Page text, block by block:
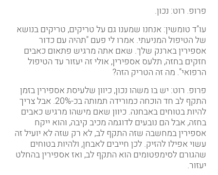
פרופ. רוט: נכון.
עו"ד טומשין: אנחנו שמענו גם על טריקים, טריקים בנושא
של הטיפול המניעתי. אמרו לי פעם "תהיה עם כדור
אספירין בארנק שלך. שאם אתה מרגיש פתאום כאבים
חזקים בחזה, תלעס אספירין, אולי זה יעזור עד הטיפול
הרפואי". מה זה הטריק הזה?
פרופ. רוט: יש בו משהו נכון, כיוון שלעיסת אספירין בזמן
התקף לב חד הוכחה כמורידה תמותה בכ-20%.
אבל צריך
להיות בטוחים באבחנה. כיוון שאם מישהו מרגיש כאבים
בחזה, אבל הם נובעים לדוגמה מכיב קיבה, והוא ייקח
אספירין במחשבה שזה התקף לב, לא רק שזה לא יועיל זה
עשוי אפילו להזיק. לכן חייבים לאבחן, ולהיות בטוחים
שהגורם לסימפטומים הוא התקף לב, ואז אספירין בהחלט
יעזור.